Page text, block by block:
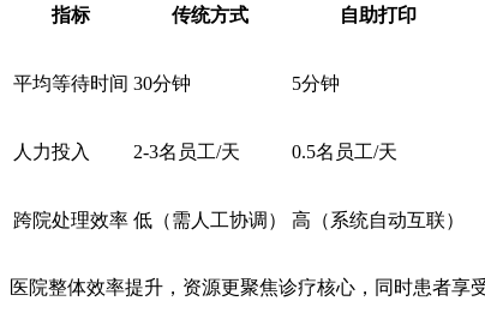
指标 传统方式 自助打印
平均等待时间 30分钟 5分钟
人力投入 2-3名员工/天 0.5名员工/天
跨院处理效率 低（需人工协调） 高（系统自动互联）
医院整体效率提升，资源更聚焦诊疗核心，同时患者享